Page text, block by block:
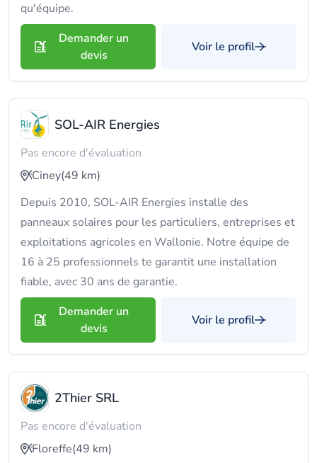
qu'équipe.
Demander un
devis
Voir le profil
SOL-AIR Energies
Pas encore d'évaluation
Ciney(49 km)
Depuis 2010, SOL-AIR Energies installe des
panneaux solaires pour les particuliers, entreprises et
exploitations agricoles en Wallonie. Notre équipe de
16 à 25 professionnels te garantit une installation
fiable, avec 30 ans de garantie.
Demander un
devis
Voir le profil
2Thier SRL
Pas encore d'évaluation
Floreffe(49 km)